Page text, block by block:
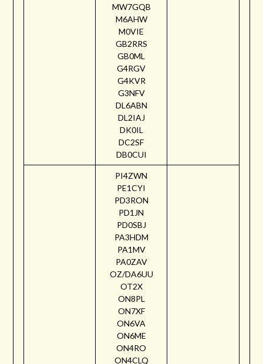
MW7GQB
M6AHW
M0VIE
GB2RRS
GB0ML
G4RGV
G4KVR
G3NFV
DL6ABN
DL2IAJ
DK0IL
DC2SF
DB0CUI
PI4ZWN
PE1CYI
PD3RON
PD1JN
PD0SBJ
PA3HDM
PA1MV
PA0ZAV
OZ/DA6UU
OT2X
ON8PL
ON7XF
ON6VA
ON6ME
ON4RO
ON4CLQ